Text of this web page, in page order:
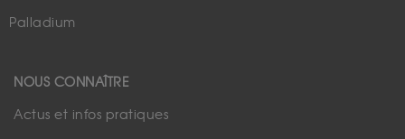
Palladium
NOUS CONNAÎTRE
Actus et infos pratiques